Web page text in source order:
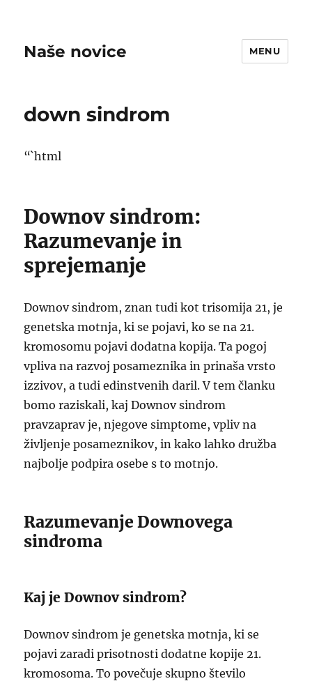
Naše novice MENU
down sindrom
“`html
Downov sindrom:
Razumevanje in
sprejemanje
Downov sindrom, znan tudi kot trisomija 21, je
genetska motnja, ki se pojavi, ko se na 21.
kromosomu pojavi dodatna kopija. Ta pogoj
vpliva na razvoj posameznika in prinaša vrsto
izzivov, a tudi edinstvenih daril. V tem članku
bomo raziskali, kaj Downov sindrom
pravzaprav je, njegove simptome, vpliv na
življenje posameznikov, in kako lahko družba
najbolje podpira osebe s to motnjo.
Razumevanje Downovega
sindroma
Kaj je Downov sindrom?
Downov sindrom je genetska motnja, ki se
pojavi zaradi prisotnosti dodatne kopije 21.
kromosoma. To povečuje skupno število